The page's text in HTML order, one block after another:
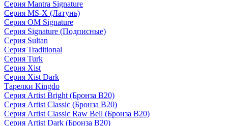
Серия Mantra Signature
Серия MS-X (Латунь)
Серия OM Signature
Серия Signature (Подписные)
Серия Sultan
Серия Traditional
Серия Turk
Серия Xist
Серия Xist Dark
Тарелки Kingdo
Серия Artist Bright (Бронза B20)
Серия Artist Classic (Бронза B20)
Серия Artist Classic Raw Bell (Бронза B20)
Серия Artist Dark (Бронза B20)